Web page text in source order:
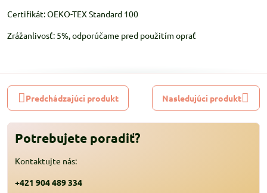
Certifikát: OEKO-TEX Standard 100
Zrážanlivosť: 5%, odporúčame pred použitím oprať
Predchádzajúci produkt Nasledujúci produkt
Potrebujete poradiť?
Kontaktujte nás:
+421 904 489 334